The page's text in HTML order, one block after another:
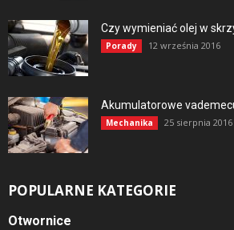
Czy wymieniać olej w
Porady 12 września 2016
Akumulatorowe
Mechanika 25 sierpnia 2016
POPULARNE KATEGORIE
Otwornice